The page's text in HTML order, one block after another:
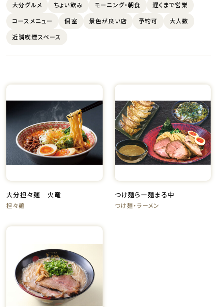
大分グルメ ちょい飲み モーニング・朝食
遅くまで営業
コースメニュー
個室 景色が良い店 予約可
大人数
近隣喫煙スペース
大分担々麺 火竜
担々麺
つけ麺らー麺まる中
つけ麺・ラーメン